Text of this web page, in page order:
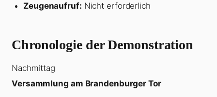
Zeugenaufruf: Nicht erforderlich
Chronologie der Demonstration
Nachmittag
Versammlung am Brandenburger Tor